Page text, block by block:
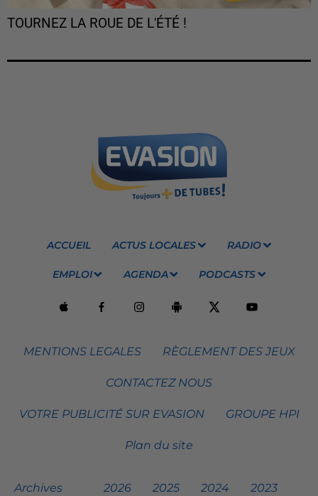
TOURNEZ LA ROUE DE L'ÉTÉ !
ACCUEIL ACTUS LOCALES RADIO
EMPLOI AGENDA PODCASTS
MENTIONS LEGALES RÈGLEMENT DES JEUX
CONTACTEZ NOUS
VOTRE PUBLICITÉ SUR EVASION GROUPE HPI
Plan du site
Archives 2026 2025 2024 2023